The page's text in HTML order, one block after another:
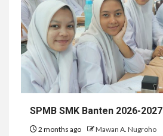
SPMB SMK Banten 2026-2027
2 months ago Mawan A. Nugroho